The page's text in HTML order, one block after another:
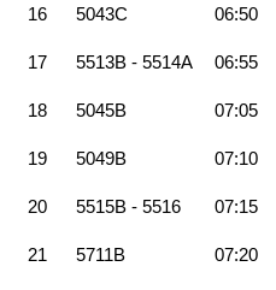
16 5043C 06:50
17 5513B - 5514A 06:55
18 5045B 07:05
19 5049B 07:10
20 5515B - 5516 07:15
21 5711B 07:20